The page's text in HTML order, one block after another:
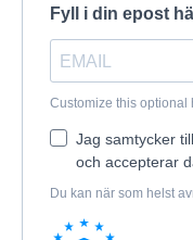
Fyll i din epost
Customize this optional
Jag samtycker
och accepterar
Du kan när som helst